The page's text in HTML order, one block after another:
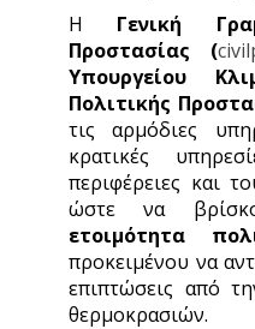
Η Γενική
Προστασίας (
Υπουργείου
Πολιτικής
τις αρμόδιες
κρατικές
περιφέρειες και
ώστε να
ετοιμότητα
προκειμένου να
επιπτώσεις από
θερμοκρασιών.